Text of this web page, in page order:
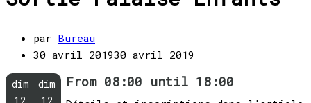
par Bureau
30 avril 201930 avril 2019
dim
dim
From 08:00 until 18:00